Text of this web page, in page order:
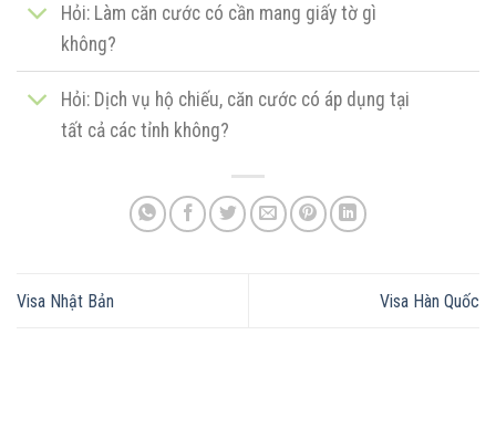
Hỏi: Làm căn cước có cần mang giấy tờ gì
không?
Hỏi: Dịch vụ hộ chiếu, căn cước có áp dụng tại
tất cả các tỉnh không?
Visa Nhật Bản Visa Hàn Quốc